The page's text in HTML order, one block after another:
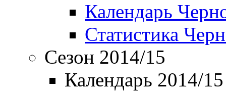
Календарь
Статистика
Сезон 2014/15
Календарь 2014/15